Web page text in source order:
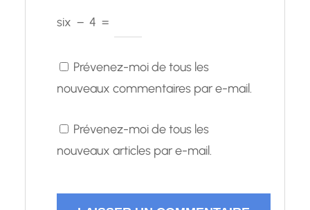
six − 4 =
Prévenez-moi de tous les
nouveaux commentaires par e-mail.
Prévenez-moi de tous les
nouveaux articles par e-mail.